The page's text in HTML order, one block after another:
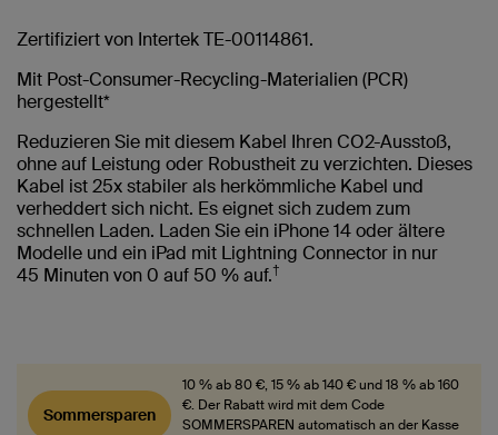
Zertifiziert von Intertek TE-00114861.
Mit Post-Consumer-Recycling-Materialien (PCR)
hergestellt*
Reduzieren Sie mit diesem Kabel Ihren CO2-Ausstoß,
ohne auf Leistung oder Robustheit zu verzichten. Dieses
Kabel ist 25x stabiler als herkömmliche Kabel und
verheddert sich nicht. Es eignet sich zudem zum
schnellen Laden. Laden Sie ein iPhone 14 oder ältere
Modelle und ein iPad mit Lightning Connector in nur
45 Minuten von 0 auf 50 % auf.†
Sommersparen
10 % ab 80 €, 15 % ab 140 € und 18 % ab 160
€. Der Rabatt wird mit dem Code
SOMMERSPAREN automatisch an der Kasse